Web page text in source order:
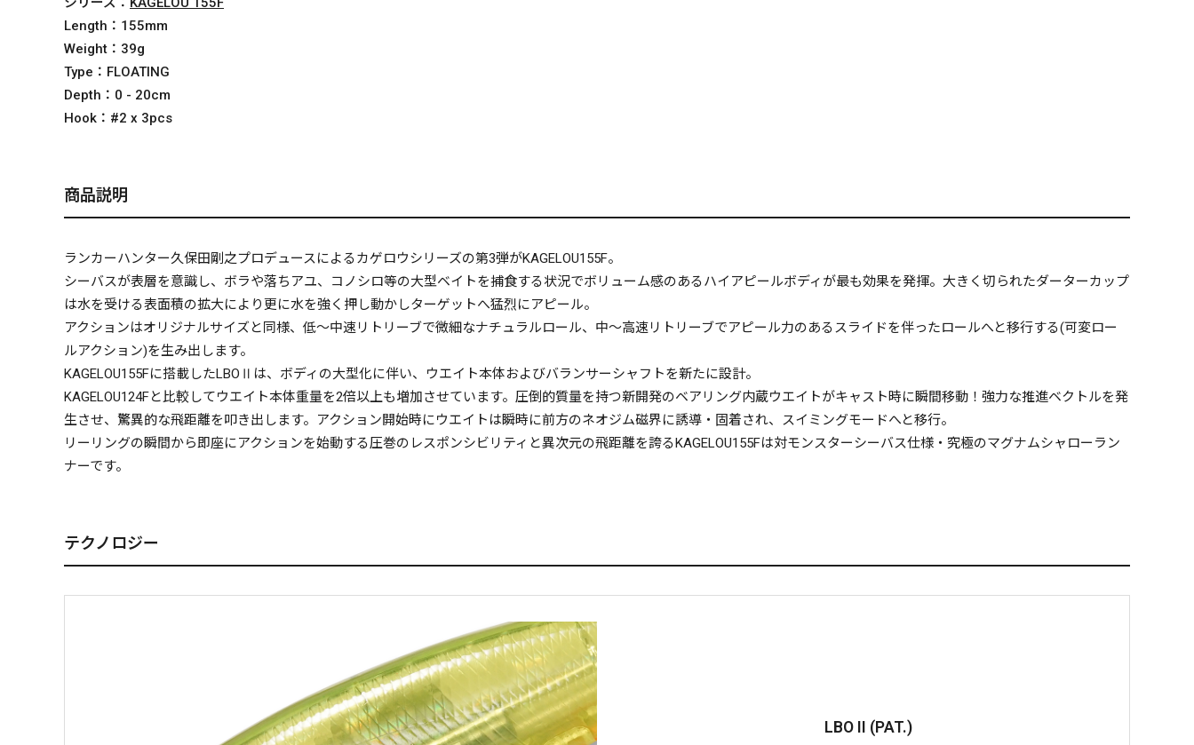
Length： 155mm
Weight： 39g
Type： FLOATING
Depth： 0 - 20cm
Hook： #2 x 3pcs
商品説明
ランカーハンター久保田剛之プロデュースによるカゲロウシリーズの第3弾がKAGELOU155F。
シーバスが表層を意識し、ボラや落ちアユ、コノシロ等の大型ベイトを捕食する状況でボリューム感のあるハイアピールボディが最も効果を発揮。大きく切られたダーターカップ
は水を受ける表面積の拡大により更に水を強く押し動かしターゲットへ猛烈にアピール。
アクションはオリジナルサイズと同様、低～中速リトリーブで微細なナチュラルロール、中～高速リトリーブでアピール力のあるスライドを伴ったロールへと移行する(可変ロー
ルアクション)を生み出します。
KAGELOU155Fに搭載したLBOⅡは、ボディの大型化に伴い、ウエイト本体およびバランサーシャフトを新たに設計。
KAGELOU124Fと比較してウエイト本体重量を2倍以上も増加させています。圧倒的質量を持つ新開発のベアリング内蔵ウエイトがキャスト時に瞬間移動！強力な推進ベクトルを発
生させ、驚異的な飛距離を叩き出します。アクション開始時にウエイトは瞬時に前方のネオジム磁界に誘導・固着され、スイミングモードへと移行。
リーリングの瞬間から即座にアクションを始動する圧巻のレスポンシビリティと異次元の飛距離を誇るKAGELOU155Fは対モンスターシーバス仕様・究極のマグナムシャローラン
ナーです。
テクノロジー
LBO II (PAT.)